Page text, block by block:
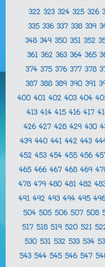
322 323 324 325 326
335 336 337 338 339
348 349 350 351 352
361 362 363 364 365
374 375 376 377 378
387 388 389 390 391
400 401 402 403 404
413 414 415 416 417
426 427 428 429 430
439 440 441 442 443
452 453 454 455 456
465 466 467 468 469
478 479 480 481 482
491 492 493 494 495
504 505 506 507 508
517 518 519 520 521
530 531 532 533 534
543 544 545 546 547